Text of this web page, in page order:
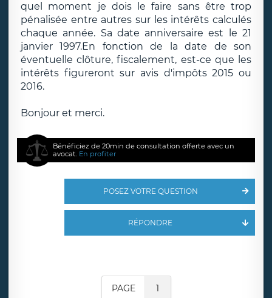
quel moment je dois le faire sans être trop
pénalisée entre autres sur les intérêts calculés
chaque année. Sa date anniversaire est le 21
janvier 1997.En fonction de la date de son
éventuelle clôture, fiscalement, est-ce que les
intérêts figureront sur avis d'impôts 2015 ou
2016.
Bonjour et merci.
Bénéficiez de 20min de consultation offerte avec un
avocat. En profiter
POSEZ VOTRE QUESTION
RÉPONDRE
PAGE 1